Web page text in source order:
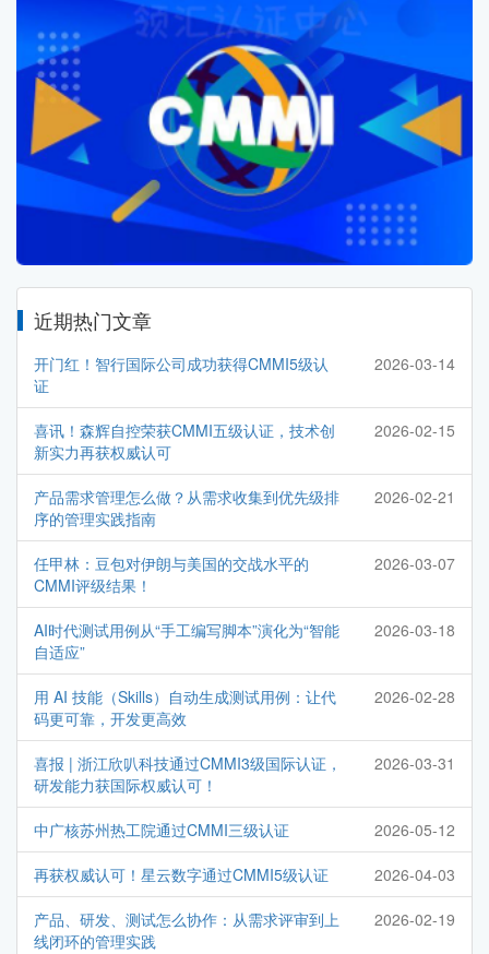
近期热门文章
开门红！智行国际公司成功获得CMMI5级认
证
2026-03-14
喜讯！森辉自控荣获CMMI五级认证，技术创
新实力再获权威认可
2026-02-15
产品需求管理怎么做？从需求收集到优先级排
序的管理实践指南
2026-02-21
任甲林：豆包对伊朗与美国的交战水平的
CMMI评级结果！
2026-03-07
AI时代测试用例从“手工编写脚本”演化为“智能
自适应”
2026-03-18
用 AI 技能（Skills）自动生成测试用例：让代
码更可靠，开发更高效
2026-02-28
喜报 | 浙江欣叭科技通过CMMI3级国际认证，
研发能力获国际权威认可！
2026-03-31
中广核苏州热工院通过CMMI三级认证 2026-05-12
再获权威认可！星云数字通过CMMI5级认证 2026-04-03
产品、研发、测试怎么协作：从需求评审到上
线闭环的管理实践
2026-02-19